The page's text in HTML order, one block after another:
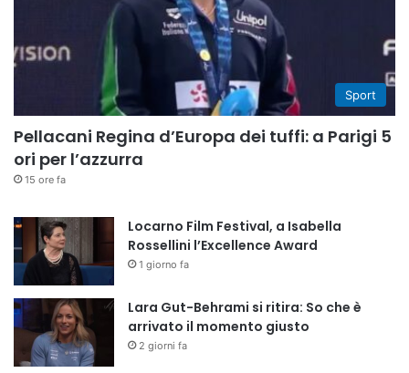
Sport
Pellacani Regina d’Europa dei tuffi: a Parigi 5
ori per l’azzurra
15 ore fa
Locarno Film Festival, a Isabella
Rossellini l’Excellence Award
1 giorno fa
Lara Gut-Behrami si ritira: So che è
arrivato il momento giusto
2 giorni fa